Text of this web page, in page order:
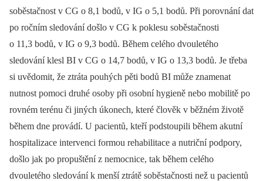
soběstačnost v CG o 8,1 bodů, v IG o 5,1 bodů. Při porovnání dat
po ročním sledování došlo v CG k poklesu soběstačnosti
o 11,3 bodů, v IG o 9,3 bodů. Během celého dvouletého
sledování klesl BI v CG o 14,7 bodů, v IG o 13,3 bodů. Je třeba
si uvědomit, že ztráta pouhých pěti bodů BI může znamenat
nutnost pomoci druhé osoby při osobní hygieně nebo mobilitě po
rovném terénu či jiných úkonech, které člověk v běžném životě
během dne provádí. U pacientů, kteří podstoupili během akutní
hospitalizace intervenci formou rehabilitace a nutriční podpory,
došlo jak po propuštění z nemocnice, tak během celého
dvouletého sledování k menší ztrátě soběstačnosti než u pacientů